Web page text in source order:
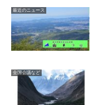
最近のニュース
全国会議など